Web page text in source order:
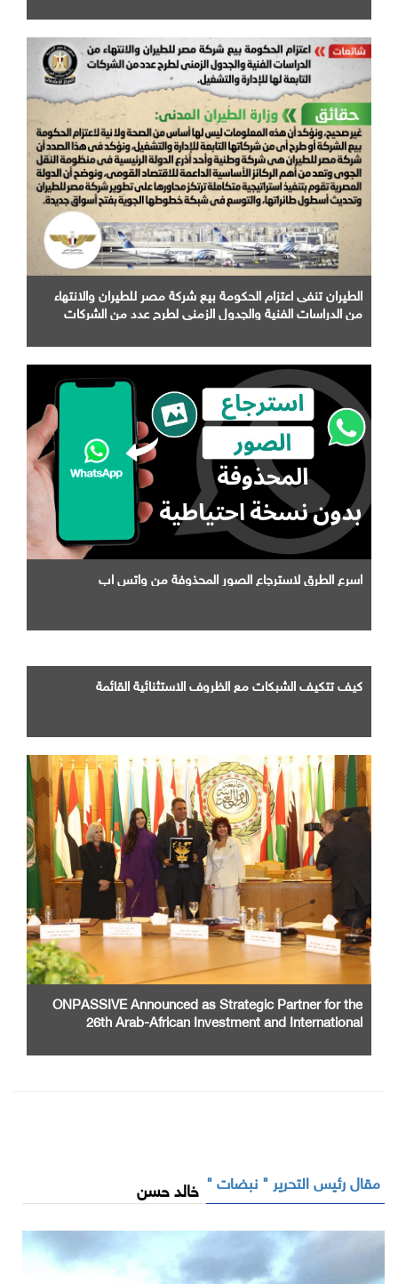
الطيران تنفى اعتزام الحكومة بيع شركة مصر للطيران والانتهاء
من الدراسات الفنية والجدول الزمني لطرح عدد من الشركات
اسرع الطرق لاسترجاع الصور المحذوفة من واتس اب
كيف تتكيف الشبكات مع الظروف الاستثنائية القائمة
ONPASSIVE Announced as Strategic Partner for the
26th Arab-African Investment and International
مقال رئيس التحرير " نبضات " خالد حسن